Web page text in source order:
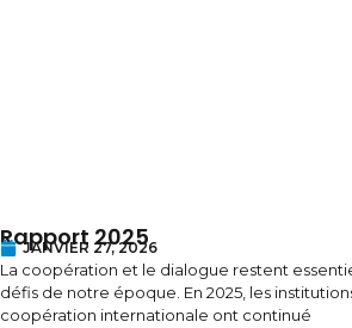
Rapport 2025
JANVIER 27, 2026
La coopération et le dialogue restent
défis de notre époque. En 2025, les
coopération internationale ont continué